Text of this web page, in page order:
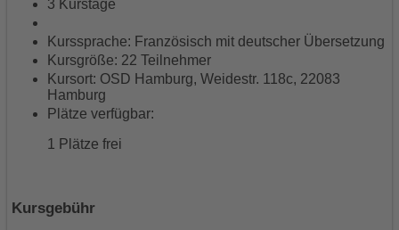
3 Kurstage
Kurssprache: Französisch mit deutscher Übersetzung
Kursgröße: 22 Teilnehmer
Kursort: OSD Hamburg, Weidestr. 118c, 22083
Hamburg
Plätze verfügbar:
1 Plätze frei
Kursgebühr